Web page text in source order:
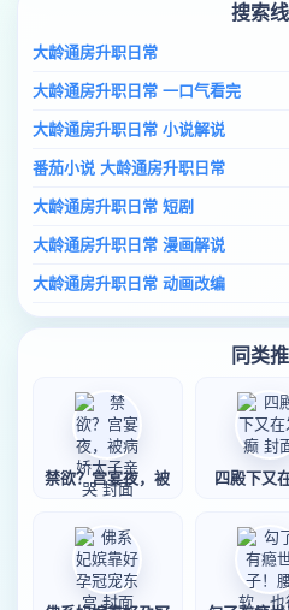
搜索
大龄通房升职日常
大龄通房升职日常 一口气看完
大龄通房升职日常 小说解说
番茄小说 大龄通房升职日常
大龄通房升职日常 短剧
大龄通房升职日常 漫画解说
大龄通房升职日常 动画改编
同类
禁欲？宫宴夜，被 四殿下又